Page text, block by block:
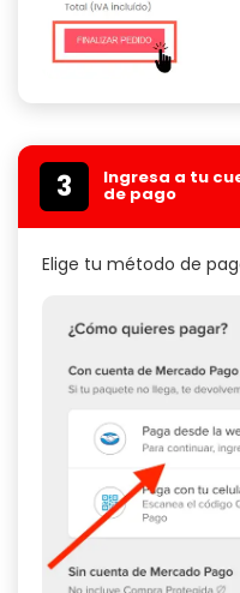
3 Ingresa a tu
de pago
Elige tu método de